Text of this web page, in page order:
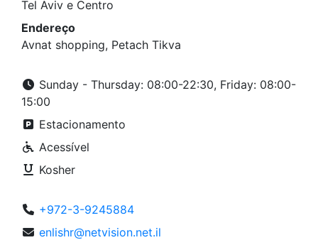
Tel Aviv e Centro
Endereço
Avnat shopping, Petach Tikva
Sunday - Thursday: 08:00-22:30, Friday: 08:00-
15:00
Estacionamento
Acessível
Kosher
+972-3-9245884
enlishr@netvision.net.il